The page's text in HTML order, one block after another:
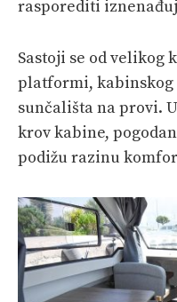
rasporediti
Sastoji se od
platformi,
sunčališta na provi.
krov kabine,
podižu razinu